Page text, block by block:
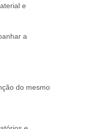
e
a
do mesmo